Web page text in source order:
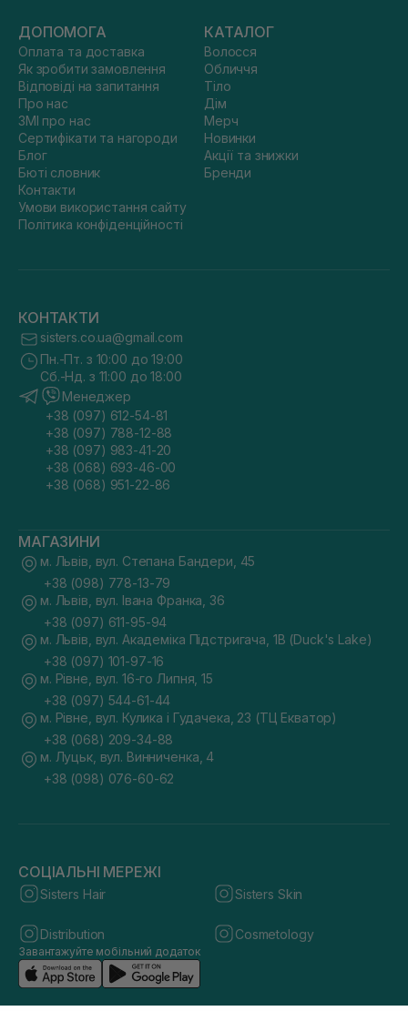
ДОПОМОГА
Оплата та доставка
Як зробити замовлення
Відповіді на запитання
Про нас
ЗМІ про нас
Сертифікати та нагороди
Блог
Бюті словник
Контакти
Умови використання сайту
Політика конфіденційності
КАТАЛОГ
Волосся
Обличчя
Тіло
Дім
Мерч
Новинки
Акції та знижки
Бренди
КОНТАКТИ
sisters.co.ua@gmail.com
Пн.-Пт. з 10:00 до 19:00
Сб.-Нд. з 11:00 до 18:00
Менеджер
+38 (097) 612-54-81
+38 (097) 788-12-88
+38 (097) 983-41-20
+38 (068) 693-46-00
+38 (068) 951-22-86
МАГАЗИНИ
м. Львів, вул. Степана Бандери, 45
+38 (098) 778-13-79
м. Львів, вул. Івана Франка, 36
+38 (097) 611-95-94
м. Львів, вул. Академіка Підстригача, 1В (Duck's Lake)
+38 (097) 101-97-16
м. Рівне, вул. 16-го Липня, 15
+38 (097) 544-61-44
м. Рівне, вул. Кулика і Гудачека, 23 (ТЦ Екватор)
+38 (068) 209-34-88
м. Луцьк, вул. Винниченка, 4
+38 (098) 076-60-62
СОЦІАЛЬНІ МЕРЕЖІ
Sisters Hair Sisters Skin
Distribution Cosmetology
Завантажуйте мобільний додаток